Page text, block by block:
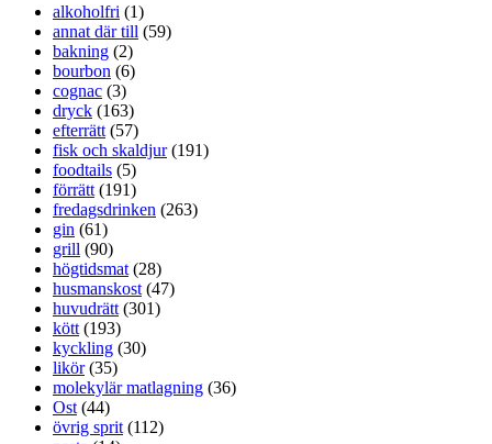
alkoholfri (1)
annat där till (59)
bakning (2)
bourbon (6)
cognac (3)
dryck (163)
efterrätt (57)
fisk och skaldjur(191)
foodtails (5)
förrätt (191)
fredagsdrinken (263)
gin (61)
grill (90)
högtidsmat (28)
husmanskost (47)
huvudrätt (301)
kött (193)
kyckling (30)
likör(35)
molekylär matlagning (36)
Ost (44)
övrig sprit (112)